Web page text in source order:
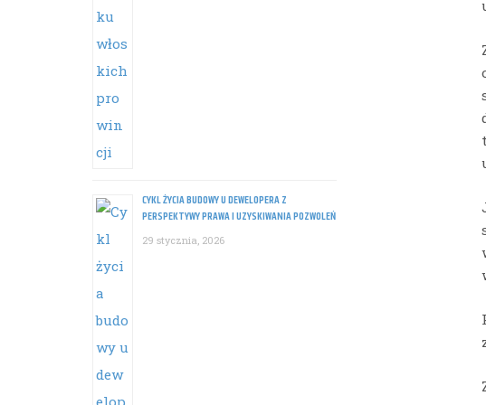
CYKL ŻYCIA BUDOWY U DEWELOPERA Z
PERSPEKTYWY PRAWA I UZYSKIWANIA POZWOLEŃ
29 stycznia, 2026